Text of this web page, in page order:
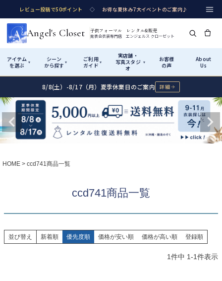
レビュー投稿で50ポイント ◇ お得な夏休み7大イベントのご案内♪
Angel's Closet 子供フォーマル レンタル&販売
発表会衣装専門店 エンジェルス クローゼット
アイテム
を選ぶ
▾
シーン
から探す ▾
ご利用
ガイド ▾
実店舗・
写真スタジ
オ
▾
お客様
の声
About
Us
Shop by Category アイテムから探す
カテゴリ詳細→ サイズで選ぶ →
七五三着物 シューズ
Shop by Occasion シーンから探す
性別・サイズで絞り込む→
Recital & Concours Wedding
How It Works ご利用ガイド
Startはじめに
01
レンタル・販売の入口
03 Angel's Closetについて
Visit Us 実店舗・写真スタジオ
8/8(土）-8/17（月）夏季休業日のご案内 詳細
HOME ccd741商品一覧
ccd741商品一覧
並び替え 新着順 優先度順 価格が安い順 価格が高い順 登録順
1件中 1-1件表示